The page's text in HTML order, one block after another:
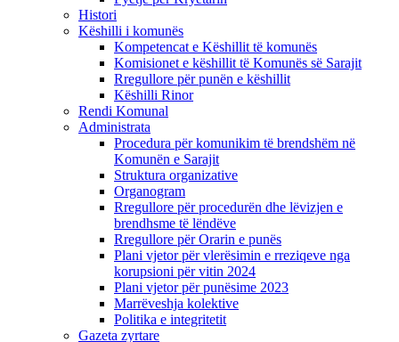
Histori
Këshilli i komunës
Kompetencat e Këshillit të komunës
Komisionet e këshillit të Komunës së Sarajit
Rregullore për punën e këshillit
Këshilli Rinor
Rendi Komunal
Administrata
Procedura për komunikim të brendshëm në
Komunën e Sarajit
Struktura organizative
Organogram
Rregullore për procedurën dhe lëvizjen e
brendhsme të lëndëve
Rregullore për Orarin e punës
Plani vjetor për vlerësimin e rreziqeve nga
korupsioni për vitin 2024
Plani vjetor për punësime 2023
Marrëveshja kolektive
Politika e integritetit
Gazeta zyrtare